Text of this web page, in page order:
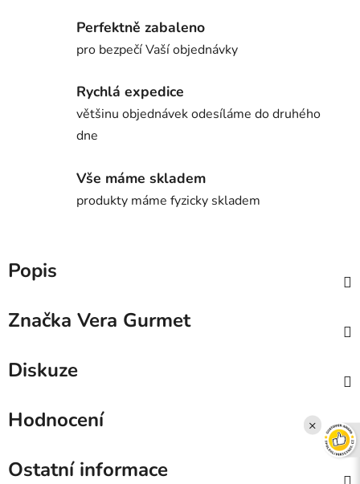
×
Perfektně zabaleno
pro bezpečí Vaší objednávky
Rychlá expedice
většinu objednávek odesíláme do druhého
dne
Vše máme skladem
produkty máme fyzicky skladem
Popis
Značka Vera Gurmet
Diskuze
Hodnocení
Ostatní informace